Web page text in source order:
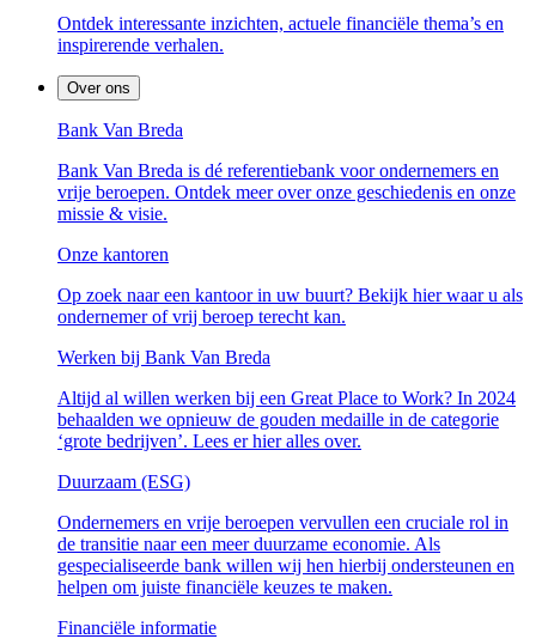
Ontdek interessante inzichten, actuele financiële thema’s en
inspirerende verhalen.
Over ons
Bank Van Breda
Bank Van Breda is dé referentiebank voor ondernemers en
vrije beroepen. Ontdek meer over onze geschiedenis en onze
missie & visie.
Onze kantoren
Op zoek naar een kantoor in uw buurt? Bekijk hier waar u als
ondernemer of vrij beroep terecht kan.
Werken bij Bank Van Breda
Altijd al willen werken bij een Great Place to Work? In 2024
behaalden we opnieuw de gouden medaille in de categorie
‘grote bedrijven’. Lees er hier alles over.
Duurzaam (ESG)
Ondernemers en vrije beroepen vervullen een cruciale rol in
de transitie naar een meer duurzame economie. Als
gespecialiseerde bank willen wij hen hierbij ondersteunen en
helpen om juiste financiële keuzes te maken.
Financiële informatie